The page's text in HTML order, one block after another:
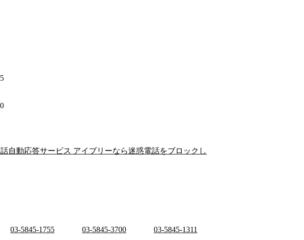
自動応答サービス アイブリーなら迷惑電話をブロックし
03-5845-1755 03-5845-3700
03-5845-1311